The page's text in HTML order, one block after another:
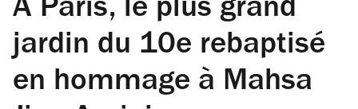
A Paris, le plus grand
jardin du 10e rebaptisé
en hommage à Mahsa